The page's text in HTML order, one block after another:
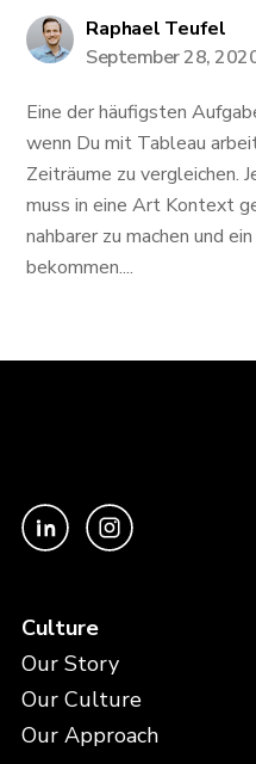
Raphael Teufel
September 28,
Eine der häufigsten
wenn Du mit Tableau
Zeiträume zu vergleichen.
muss in eine Art Kontext
nahbarer zu machen und
bekommen....
Culture
Our Story
Our Culture
Our Approach